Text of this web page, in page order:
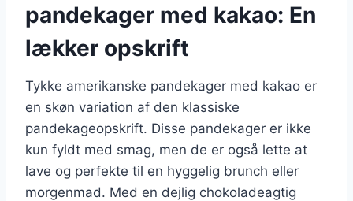
pandekager med kakao: En
lækker opskrift
Tykke amerikanske pandekager med kakao er
en skøn variation af den klassiske
pandekageopskrift. Disse pandekager er ikke
kun fyldt med smag, men de er også lette at
lave og perfekte til en hyggelig brunch eller
morgenmad. Med en dejlig chokoladeagtig